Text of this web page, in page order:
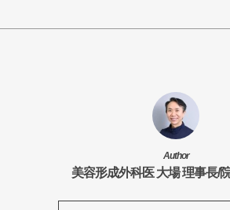
Author
美容形成外科医 大場 理事長/